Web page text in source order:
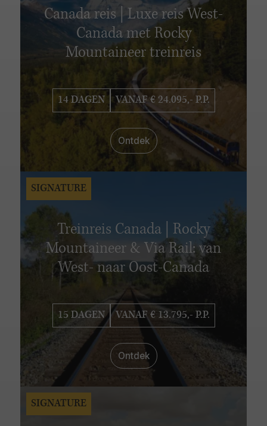
Canada reis | Luxe reis West-
Canada met Rocky
Mountaineer treinreis
14 DAGEN VANAF € 24.095,- P.P.
Ontdek
Treinreis Canada | Rocky
Mountaineer & Via Rail: van
West- naar Oost-Canada
15 DAGEN VANAF € 13.795,- P.P.
Ontdek
SIGNATURE
SIGNATURE